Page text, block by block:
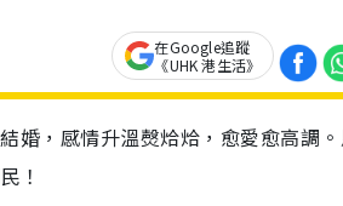
在Google追蹤
《UHK 港生活》
婚，感情升溫㷫烚烚，愈愛愈高調
！